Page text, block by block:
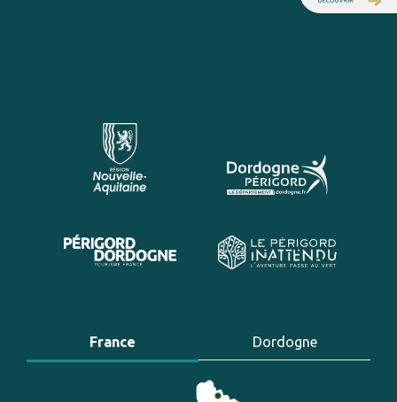
France Dordogne